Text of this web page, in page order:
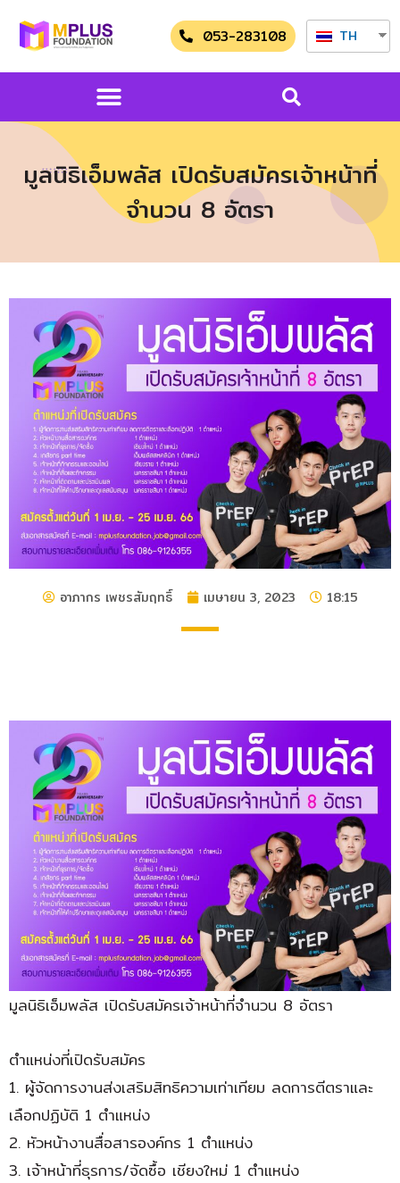
053-283108 TH
มูลนิธิเอ็มพลัส เปิดรับสมัครเจ้าหน้าที่
จำนวน 8 อัตรา
อาภากร เพชรสัมฤทธิ์ เมษายน 3, 2023 18:15
มูลนิธิเอ็มพลัส เปิดรับสมัครเจ้าหน้าที่จำนวน 8 อัตรา
ตำแหน่งที่เปิดรับสมัคร
1. ผู้จัดการงานส่งเสริมสิทธิความเท่าเทียม ลดการตีตราและ
เลือกปฏิบัติ 1 ตำแหน่ง
2. หัวหน้างานสื่อสารองค์กร 1 ตำแหน่ง
3. เจ้าหน้าที่ธุรการ/จัดซื้อ เชียงใหม่ 1 ตำแหน่ง